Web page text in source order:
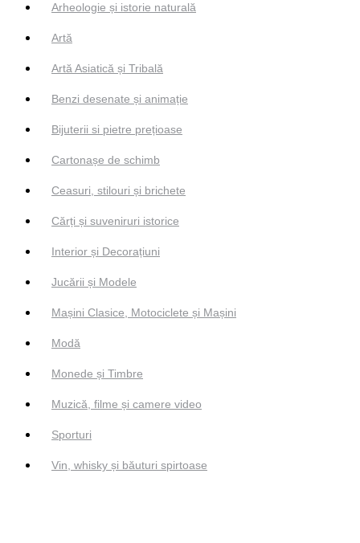
Arheologie și istorie naturală
Artă
Artă Asiatică și Tribală
Benzi desenate și animație
Bijuterii si pietre prețioase
Cartonașe de schimb
Ceasuri, stilouri și brichete
Cărți și suveniruri istorice
Interior și Decorațiuni
Jucării și Modele
Mașini Clasice, Motociclete și Mașini
Modă
Monede și Timbre
Muzică, filme și camere video
Sporturi
Vin, whisky și băuturi spirtoase